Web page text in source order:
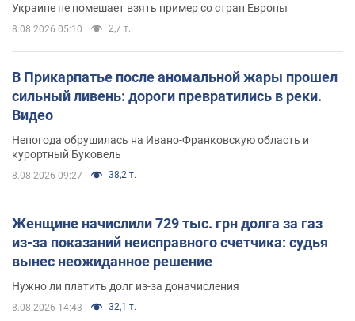
Украине не помешает взять пример со стран Европы
8.08.2026 05:10 2,7 т.
В Прикарпатье после аномальной жары прошел
сильный ливень: дороги превратились в реки.
Видео
Непогода обрушилась на Ивано-Франковскую область и
курортный Буковель
8.08.2026 09:27 38,2 т.
Женщине начислили 729 тыс. грн долга за газ
из-за показаний неисправного счетчика: судья
вынес неожиданное решение
Нужно ли платить долг из-за доначисления
8.08.2026 14:43 32,1 т.